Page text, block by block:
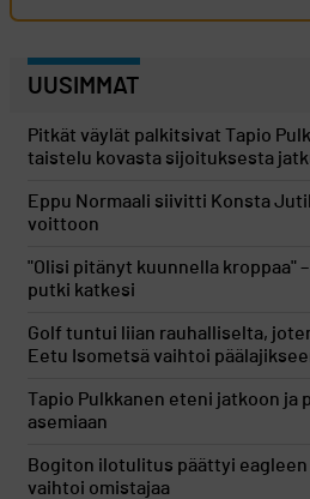
UUSIMMAT
Pitkät väylät palkitsivat Tapio
taistelu kovasta sijoituksesta
Eppu Normaali siivitti Konsta
voittoon
"Olisi pitänyt kuunnella kroppaa"
putki katkesi
Golf tuntui liian rauhalliselta,
Eetu Isometsä vaihtoi
Tapio Pulkkanen eteni jatkoon ja
asemiaan
Bogiton ilotulitus päättyi
vaihtoi omistajaa